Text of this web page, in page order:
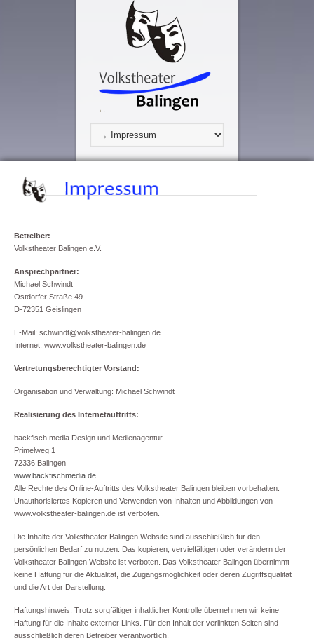
Betreiber:
Volkstheater Balingen e.V.
Ansprechpartner:
Michael Schwindt
Ostdorfer Straße 49
D-72351 Geislingen
E-Mail: schwindt@volkstheater-balingen.de
Internet: www.volkstheater-balingen.de
Vertretungsberechtigter Vorstand:
Organisation und Verwaltung: Michael Schwindt
Realisierung des Internetauftritts:
backfisch.media Design und Medienagentur
Primelweg 1
72336 Balingen
www.backfischmedia.de
Alle Rechte des Online-Auftritts des Volkstheater Balingen bleiben vorbehalten.
Unauthorisiertes Kopieren und Verwenden von Inhalten und Abbildungen von
www.volkstheater-balingen.de ist verboten.
Die Inhalte der Volkstheater Balingen Website sind ausschließlich für den
persönlichen Bedarf zu nutzen. Das kopieren, vervielfältigen oder verändern der
Volkstheater Balingen Website ist verboten. Das Volkstheater Balingen übernimmt
keine Haftung für die Aktualität, die Zugangsmöglichkeit oder deren Zugriffsqualität
und die Art der Darstellung.
Haftungshinweis: Trotz sorgfältiger inhaltlicher Kontrolle übernehmen wir keine
Haftung für die Inhalte externer Links. Für den Inhalt der verlinkten Seiten sind
ausschließlich deren Betreiber verantwortlich.